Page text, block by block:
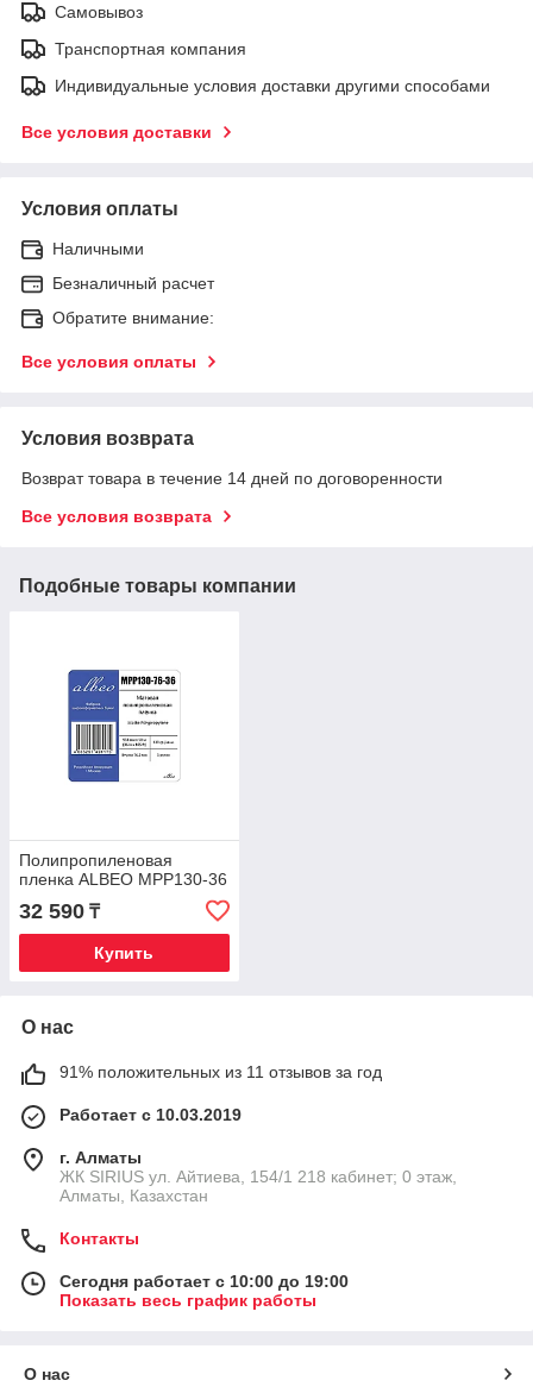
Самовывоз
Транспортная компания
Индивидуальные условия доставки другими способами
Все условия доставки
Условия оплаты
Наличными
Безналичный расчет
Обратите внимание:
Все условия оплаты
Условия возврата
Возврат товара в течение 14 дней по договоренности
Все условия возврата
Подобные товары компании
Полипропиленовая
пленка ALBEO MPP130-36
32 590 ₸
Купить
О нас
91% положительных из 11 отзывов за год
Работает с 10.03.2019
г. Алматы
​ЖК SIRIUS​ ул. Айтиева, 154/1​ 218 кабинет; 0 этаж,
Алматы, Казахстан
Контакты
Сегодня работает с 10:00 до 19:00
Показать весь график работы
О нас